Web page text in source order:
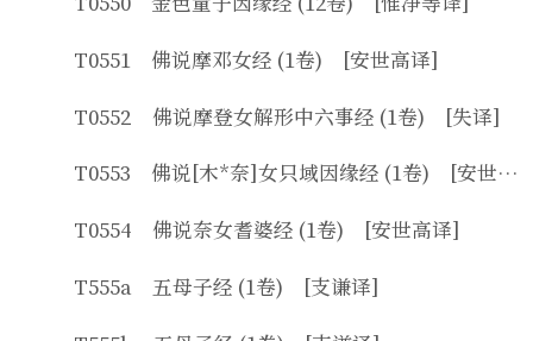
T0551 佛说摩邓女经 (1卷) [安世高译]
T0552 佛说摩登女解形中六事经 (1卷) [失译]
T0553 佛说[木*奈]女只域因缘经 (1卷) [安世高译]
T0554 佛说奈女耆婆经 (1卷) [安世高译]
T555a 五母子经 (1卷) [支谦译]